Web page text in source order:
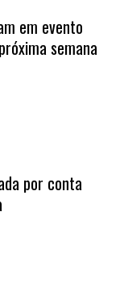
em evento
semana
por conta